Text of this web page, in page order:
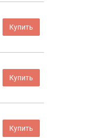
Купить
Купить
Купить